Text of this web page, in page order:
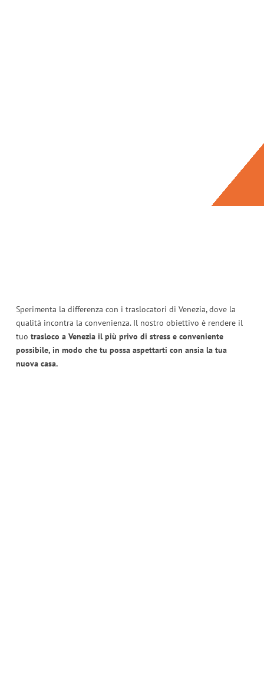
Sperimenta la differenza con i traslocatori di Venezia, dove la
qualità incontra la convenienza. Il nostro obiettivo è rendere il
tuo trasloco a Venezia il più privo di stress e conveniente
possibile, in modo che tu possa aspettarti con ansia la tua
nuova casa.